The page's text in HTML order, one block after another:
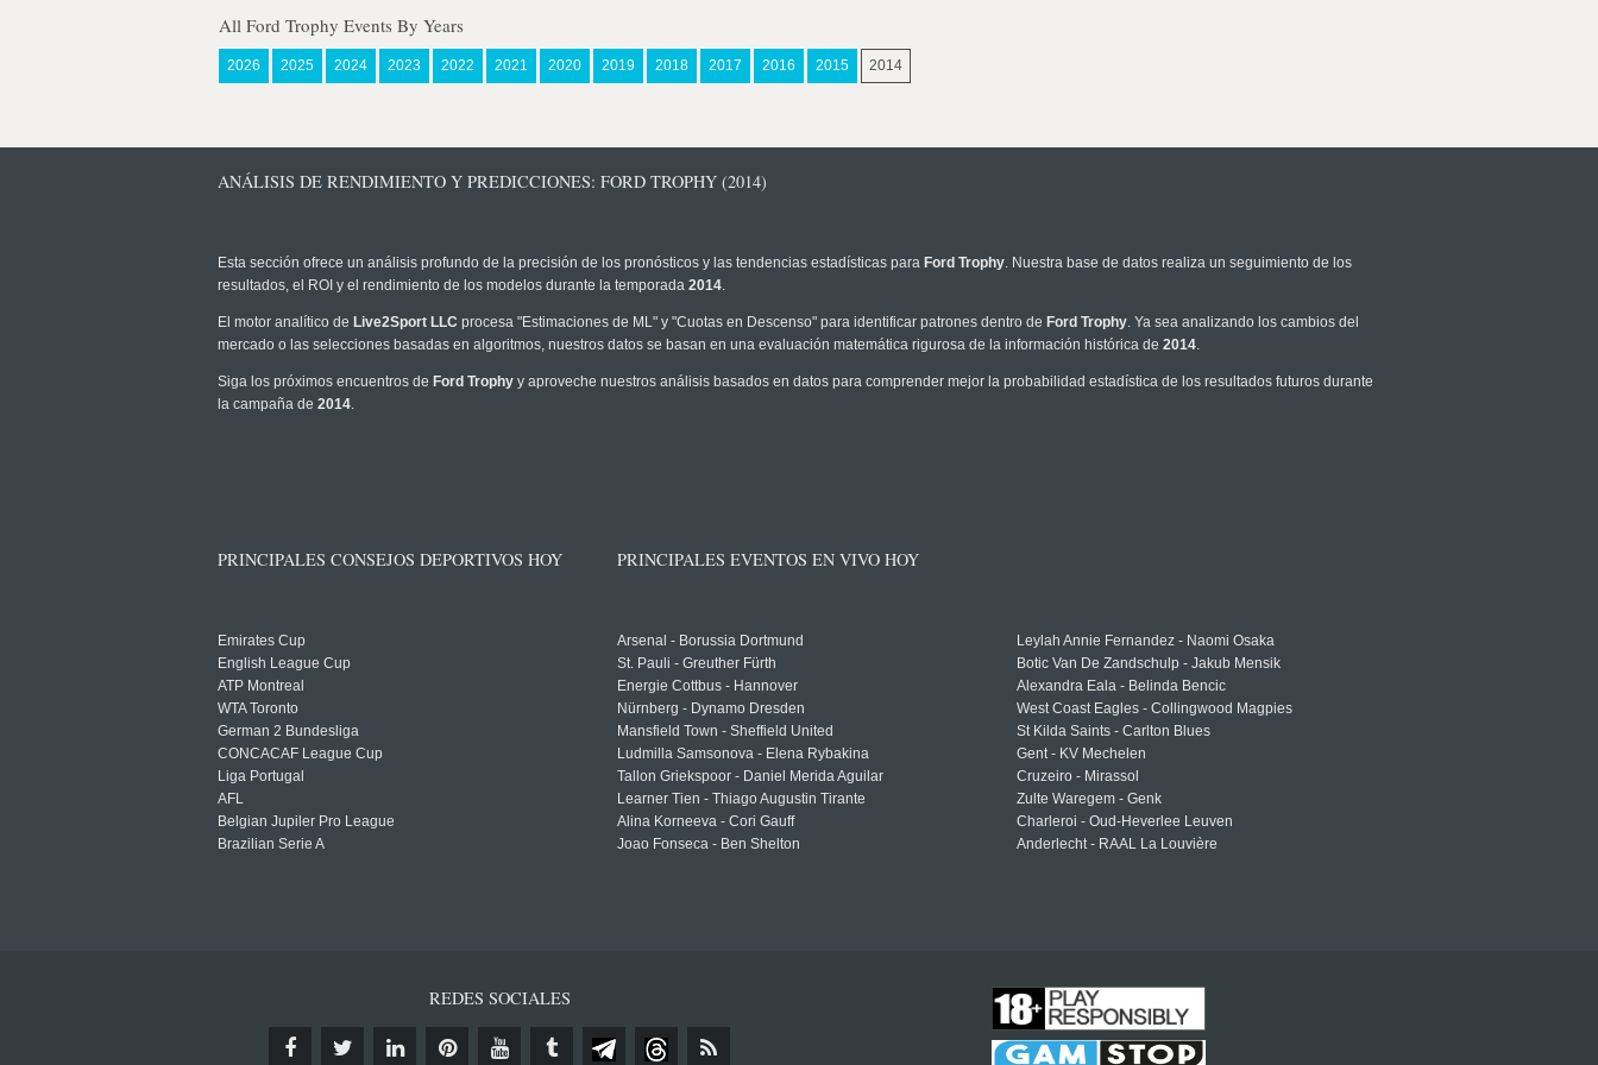
All Ford Trophy Events By Years
2026 2025 2024 2023 2022 2021 2020 2019 2018 2017 2016 2015 2014
ANÁLISIS DE RENDIMIENTO Y PREDICCIONES: FORD TROPHY (2014)
Esta sección ofrece un análisis profundo de la precisión de los pronósticos y las tendencias estadísticas para Ford Trophy. Nuestra base de datos realiza un seguimiento de los
resultados, el ROI y el rendimiento de los modelos durante la temporada 2014.
El motor analítico de Live2Sport LLC procesa "Estimaciones de ML" y "Cuotas en Descenso" para identificar patrones dentro de Ford Trophy. Ya sea analizando los cambios del
mercado o las selecciones basadas en algoritmos, nuestros datos se basan en una evaluación matemática rigurosa de la información histórica de 2014.
Siga los próximos encuentros de Ford Trophy y aproveche nuestros análisis basados en datos para comprender mejor la probabilidad estadística de los resultados futuros durante
la campaña de 2014.
PRINCIPALES CONSEJOS DEPORTIVOS HOY
Emirates Cup
English League Cup
ATP Montreal
WTA Toronto
German 2 Bundesliga
CONCACAF League Cup
Liga Portugal
AFL
Belgian Jupiler Pro League
Brazilian Serie A
PRINCIPALES EVENTOS EN VIVO HOY
Arsenal - Borussia Dortmund
St. Pauli - Greuther Fürth
Energie Cottbus - Hannover
Nürnberg - Dynamo Dresden
Mansfield Town - Sheffield United
Ludmilla Samsonova - Elena Rybakina
Tallon Griekspoor - Daniel Merida Aguilar
Learner Tien - Thiago Augustin Tirante
Alina Korneeva - Cori Gauff
Joao Fonseca - Ben Shelton
Leylah Annie Fernandez - Naomi Osaka
Botic Van De Zandschulp - Jakub Mensik
Alexandra Eala - Belinda Bencic
West Coast Eagles - Collingwood Magpies
St Kilda Saints - Carlton Blues
Gent - KV Mechelen
Cruzeiro - Mirassol
Zulte Waregem - Genk
Charleroi - Oud-Heverlee Leuven
Anderlecht - RAAL La Louvière
REDES SOCIALES